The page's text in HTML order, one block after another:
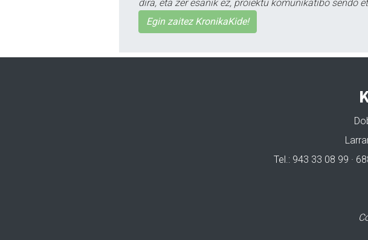
dira, eta zer esanik ez, proiektu komunikatibo sendo
Egin zaitez KronikaKide!
Tel.: 943 33 08 99 ·